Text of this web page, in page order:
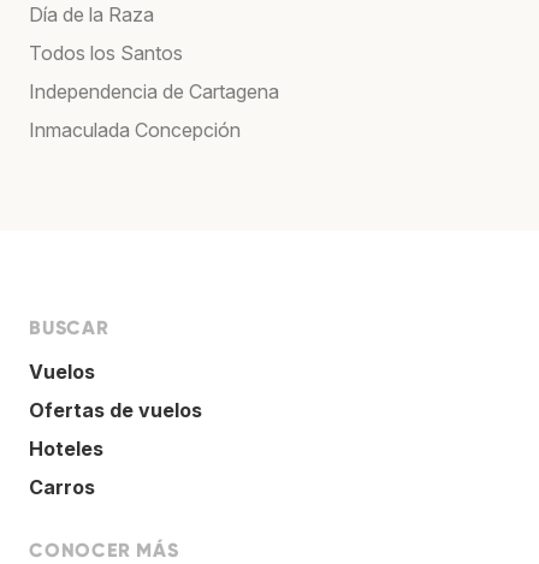
Día de la Raza
Todos los Santos
Independencia de Cartagena
Inmaculada Concepción
BUSCAR
Vuelos
Ofertas de vuelos
Hoteles
Carros
CONOCER MÁS